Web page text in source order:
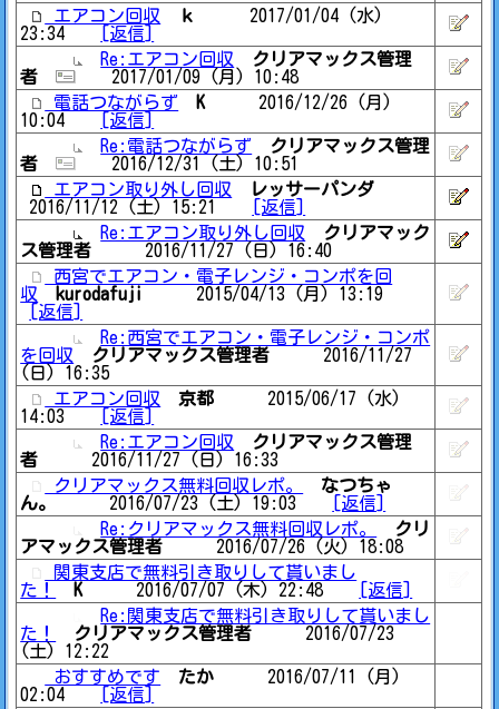
エアコン回収
ｋ
2017/01/04 (水)
23:34
[返信]
Re:エアコン回収
クリアマックス管理
者
2017/01/09 (月) 10:48
電話つながらず
K 2016/12/26 (月)
10:04
[返信]
Re:電話つながらず
クリアマックス管理
者
2016/12/31 (土) 10:51
エアコン取り外し回収
レッサーパンダ
2016/11/12 (土) 15:21
[返信]
Re:エアコン取り外し回収
クリアマック
ス管理者 2016/11/27 (日) 16:40
西宮でエアコン・電子レンジ・コンポを回
収
kurodafuji
2015/04/13 (月) 13:19
[返信]
Re:西宮でエアコン・電子レンジ・コンポ
を回収
クリアマックス管理者 2016/11/27
(日) 16:35
エアコン回収
京都 2015/06/17 (水)
14:03
[返信]
Re:エアコン回収
クリアマックス管理
者 2016/11/27 (日) 16:33
クリアマックス無料回収レポ。
なつちゃ
ん。
2016/07/23 (土) 19:03
[返信]
Re:クリアマックス無料回収レポ。
クリ
アマックス管理者 2016/07/26 (火) 18:08
関東支店で無料引き取りして貰いまし
た！
K 2016/07/07 (木) 22:48
[返信]
Re:関東支店で無料引き取りして貰いまし
た！
クリアマックス管理者 2016/07/23
(土) 12:22
おすすめです
たか 2016/07/11 (月)
02:04
[返信]